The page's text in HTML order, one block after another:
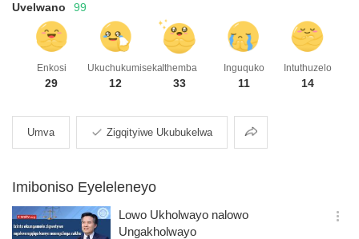
Uvelwano 99
Enkosi
29
Ukuchukumiseka
12
Ithemba
33
Inguquko
11
Intuthuzelo
14
Umva Zigqityiwe Ukubukelwa Ukwabelana
Imiboniso Eyeleleneyo
Lowo Ukholwayo nalowo
Ungakholwayo
옵